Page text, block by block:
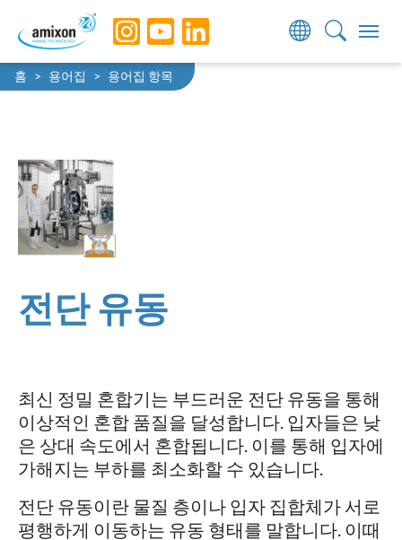
Skip to main navigation
Skip to main content
Skip to page footer
You are here:
홈 용어집 용어집 항목
전단 유동
최신 정밀 혼합기는 부드러운 전단 유동을 통해
이상적인 혼합 품질을 달성합니다. 입자들은 낮
은 상대 속도에서 혼합됩니다. 이를 통해 입자에
가해지는 부하를 최소화할 수 있습니다.
전단 유동이란 물질 층이나 입자 집합체가 서로
평행하게 이동하는 유동 형태를 말합니다. 이때